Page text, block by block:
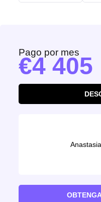
Pago por mes
4 405